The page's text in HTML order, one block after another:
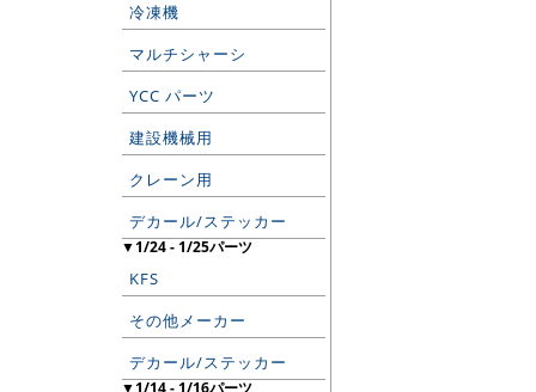
冷凍機
マルチシャーシ
YCC パーツ
建設機械用
クレーン用
デカール/ステッカー
▼1/24 - 1/25パーツ
KFS
その他メーカー
デカール/ステッカー
▼1/14 - 1/16パーツ